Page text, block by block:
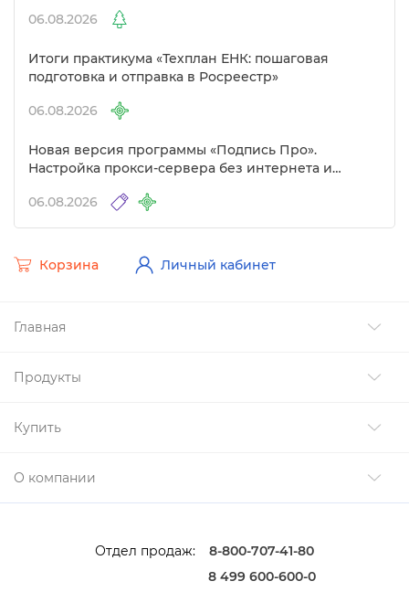
06.08.2026
Итоги практикума «Техплан ЕНК: пошаговая
подготовка и отправка в Росреестр»
06.08.2026
Новая версия программы «Подпись Про».
Настройка прокси-сервера без интернета и
06.08.2026
Главная
Продукты
Купить
О компании
Корзина Личный кабинет
Отдел продаж:
8-800-707-41-80
8 499 600-600-0